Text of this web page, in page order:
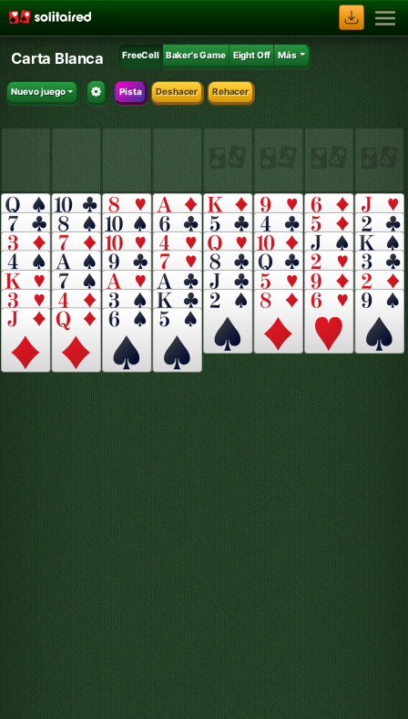
Carta Blanca FreeCell Baker's Game Eight Off Más
Nuevo juego Pista Deshacer Rehacer